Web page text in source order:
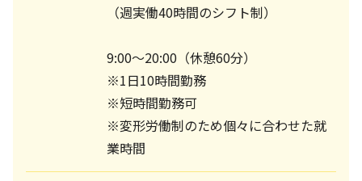
（週実働40時間のシフト制）
9:00～20:00（休憩60分）
※1日10時間勤務
※短時間勤務可
※変形労働制のため個々に合わせた就
業時間